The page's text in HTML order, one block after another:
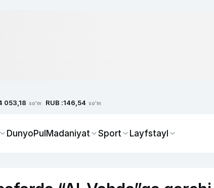
053,18 so'm RUB :146,54 so'm
DunyoPulMadaniyat Sport Layfstayl